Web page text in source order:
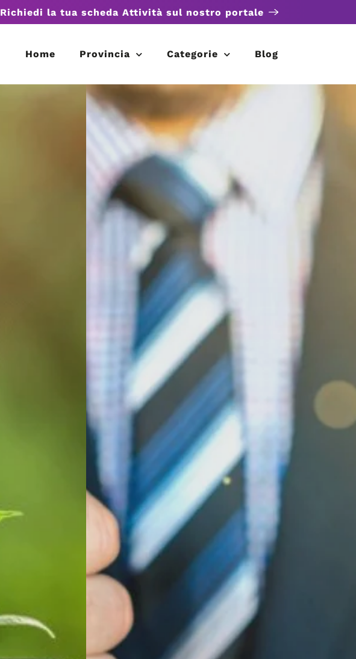
Richiedi la tua scheda Attività sul nostro portale
Home Provincia Categorie Blog